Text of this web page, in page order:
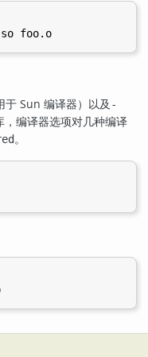
于 Sun 编译器）以及 -
，编译器选项对几种编译
。